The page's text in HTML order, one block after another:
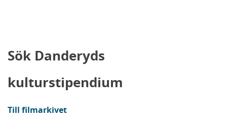
Sök Danderyds
kulturstipendium
Till filmarkivet